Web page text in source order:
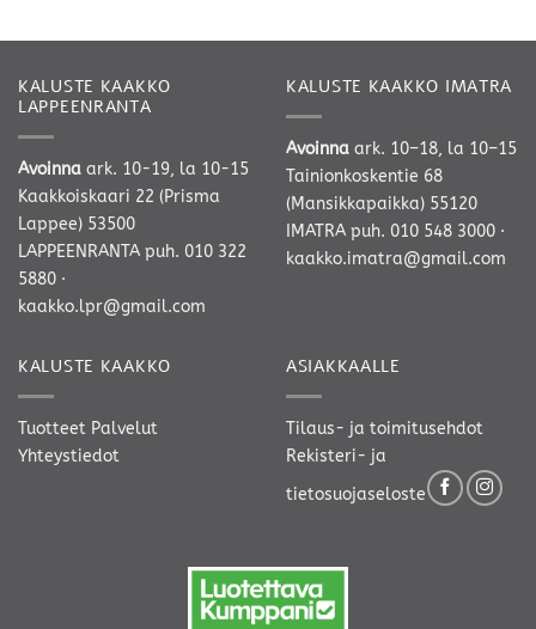
KALUSTE KAAKKO
LAPPEENRANTA
Avoinna ark. 10-19, la 10-15
Kaakkoiskaari 22 (Prisma
Lappee) 53500
LAPPEENRANTA puh. 010 322
5880 ·
kaakko.lpr@gmail.com
KALUSTE KAAKKO IMATRA
Avoinna ark. 10–18, la 10–15
Tainionkoskentie 68
(Mansikkapaikka) 55120
IMATRA puh. 010 548 3000 ·
kaakko.imatra@gmail.com
KALUSTE KAAKKO
Tuotteet Palvelut
Yhteystiedot
ASIAKKAALLE
Tilaus- ja toimitusehdot
Rekisteri- ja
tietosuojaseloste